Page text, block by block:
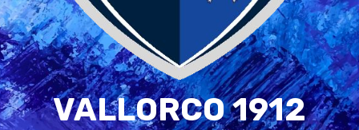
VALLORCO 1912